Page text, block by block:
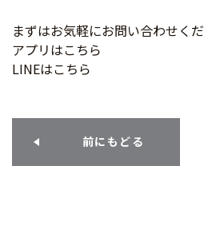
まずはお気軽にお問い合わせく
アプリはこちら
LINEはこちら
前にもどる